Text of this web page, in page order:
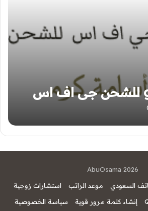
AbuOsama 2026
السعودي موعد الراتب
استشارات زوجية
إنشاء كلمة مرور قوية سياسة الخصوصية